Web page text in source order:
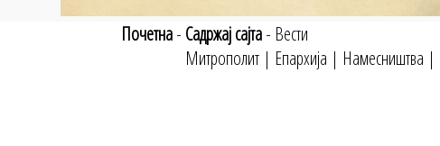
Почетна- Садржај сајта- Вести
Митрополит| Епархија | Намесништва |